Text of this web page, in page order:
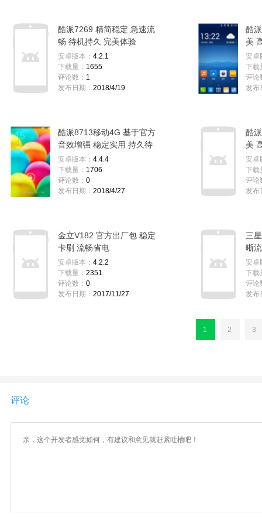
酷派7269 精简稳定 急速流
畅 待机持久 完美体验
安卓版本： 4.2.1
下载量： 1655
评论数： 1
发布日期： 2018/4/19
酷
美
体验
安卓
下载
评论
发布
酷派8713移动4G 基于官方
音效增强 稳定实用 持久待
机
安卓版本： 4.4.4
下载量： 1706
评论数： 0
发布日期： 2018/4/27
酷
美
体验
安卓
下载
评论
发布
金立V182 官方出厂包 稳定
卡刷 流畅省电
安卓版本： 4.2.2
下载量： 2351
评论数： 0
发布日期： 2017/11/27
三
晰
安卓
下载
评论
发布
1 2 3
评论